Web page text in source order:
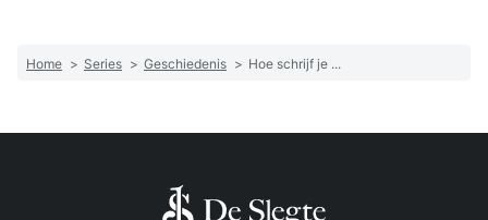
Home > Series > Geschiedenis > Hoe schrijf je ...